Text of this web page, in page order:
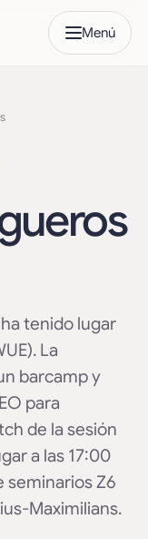
Menú
tenido lugar
La
barcamp y
para
de la sesión
a las 17:00
seminarios Z6
Maximilians.